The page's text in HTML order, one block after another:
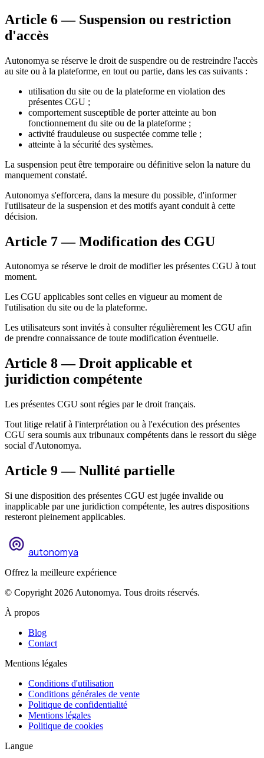
Article 6 — Suspension ou restriction
d'accès
Autonomya se réserve le droit de suspendre ou de restreindre l'accès
au site ou à la plateforme, en tout ou partie, dans les cas suivants :
utilisation du site ou de la plateforme en violation des
présentes CGU ;
comportement susceptible de porter atteinte au bon
fonctionnement du site ou de la plateforme ;
activité frauduleuse ou suspectée comme telle ;
atteinte à la sécurité des systèmes.
La suspension peut être temporaire ou définitive selon la nature du
manquement constaté.
Autonomya s'efforcera, dans la mesure du possible, d'informer
l'utilisateur de la suspension et des motifs ayant conduit à cette
décision.
Article 7 — Modification des CGU
Autonomya se réserve le droit de modifier les présentes CGU à tout
moment.
Les CGU applicables sont celles en vigueur au moment de
l'utilisation du site ou de la plateforme.
Les utilisateurs sont invités à consulter régulièrement les CGU afin
de prendre connaissance de toute modification éventuelle.
Article 8 — Droit applicable et
juridiction compétente
Les présentes CGU sont régies par le droit français.
Tout litige relatif à l'interprétation ou à l'exécution des présentes
CGU sera soumis aux tribunaux compétents dans le ressort du siège
social d'Autonomya.
Article 9 — Nullité partielle
Si une disposition des présentes CGU est jugée invalide ou
inapplicable par une juridiction compétente, les autres dispositions
resteront pleinement applicables.
autonomya
Offrez la meilleure expérience
© Copyright 2026 Autonomya. Tous droits réservés.
À propos
Blog
Contact
Mentions légales
Conditions d'utilisation
Conditions générales de vente
Politique de confidentialité
Mentions légales
Politique de cookies
Langue